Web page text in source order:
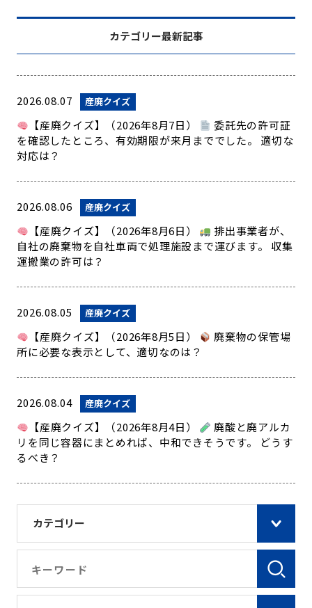
カテゴリー
カテゴリー最新記事
2026.08.07 産廃クイズ
【産廃クイズ】（2026年8月7日）
委託先の許可証
を確認したところ、有効期限が来月まででした。 適切な
対応は？
2026.08.06 産廃クイズ
【産廃クイズ】（2026年8月6日）
排出事業者が、
自社の廃棄物を自社車両で処理施設まで運びます。 収集
運搬業の許可は？
2026.08.05 産廃クイズ
【産廃クイズ】（2026年8月5日）
廃棄物の保管場
所に必要な表示として、適切なのは？
2026.08.04 産廃クイズ
【産廃クイズ】（2026年8月4日）
廃酸と廃アルカ
リを同じ容器にまとめれば、中和できそうです。 どうす
るべき？